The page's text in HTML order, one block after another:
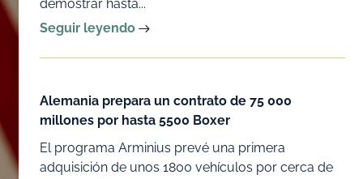
demostrar hasta...
Seguir leyendo
Alemania prepara un contrato de 75 000
millones por hasta 5500 Boxer
El programa Arminius prevé una primera
adquisición de unos 1800 vehículos por cerca de